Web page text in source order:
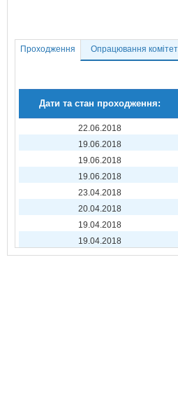
Проходження Опрацювання
Дати та стан проходження:
22.06.2018
19.06.2018
19.06.2018
19.06.2018
23.04.2018
20.04.2018
19.04.2018
19.04.2018